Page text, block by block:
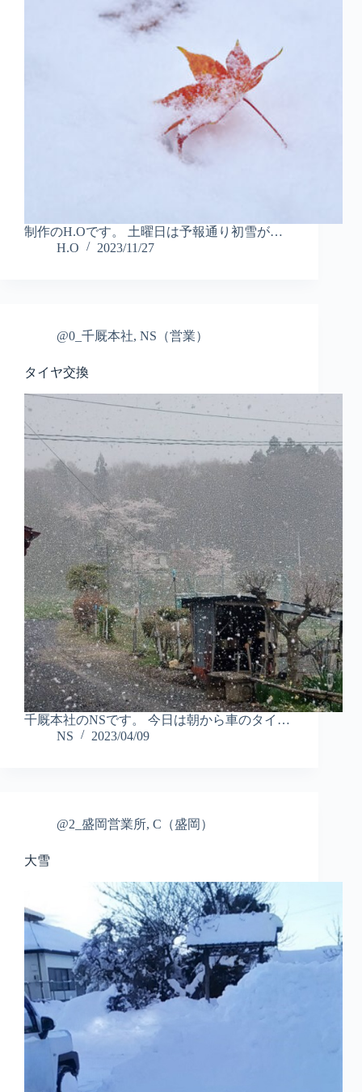
制作のH.Oです。 土曜日は予報通り初雪が…
H.O
2023/11/27
@0_千厩本社, NS（営業）
タイヤ交換
千厩本社のNSです。 今日は朝から車のタイ…
NS
2023/04/09
@2_盛岡営業所, C（盛岡）
大雪